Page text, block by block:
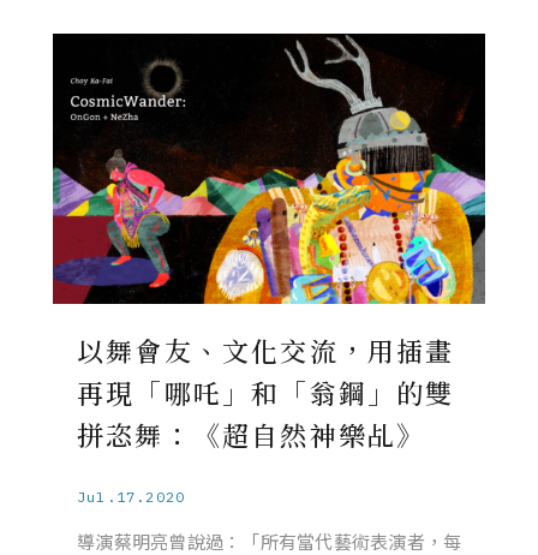
以舞會友、文化交流，用插畫
再現「哪吒」和「翁鋼」的雙
拼恣舞：《超自然神樂乩》
Jul.17.2020
導演蔡明亮曾說過：「所有當代藝術表演者，每